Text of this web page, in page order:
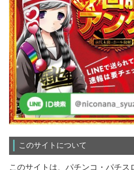
このサイトについて
このサイトは、パチンコ・パチス